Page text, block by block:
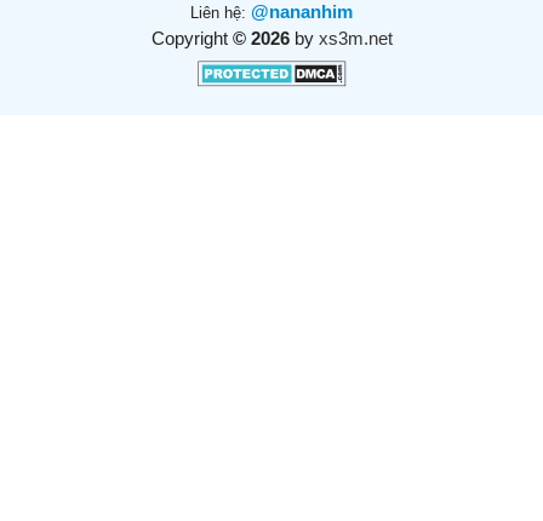
Liên hệ: @nananhim
Copyright © 2026by xs3m.net